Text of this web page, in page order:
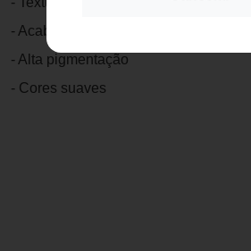
- Acabamento natural
- Alta pigmentação
- Cores suaves